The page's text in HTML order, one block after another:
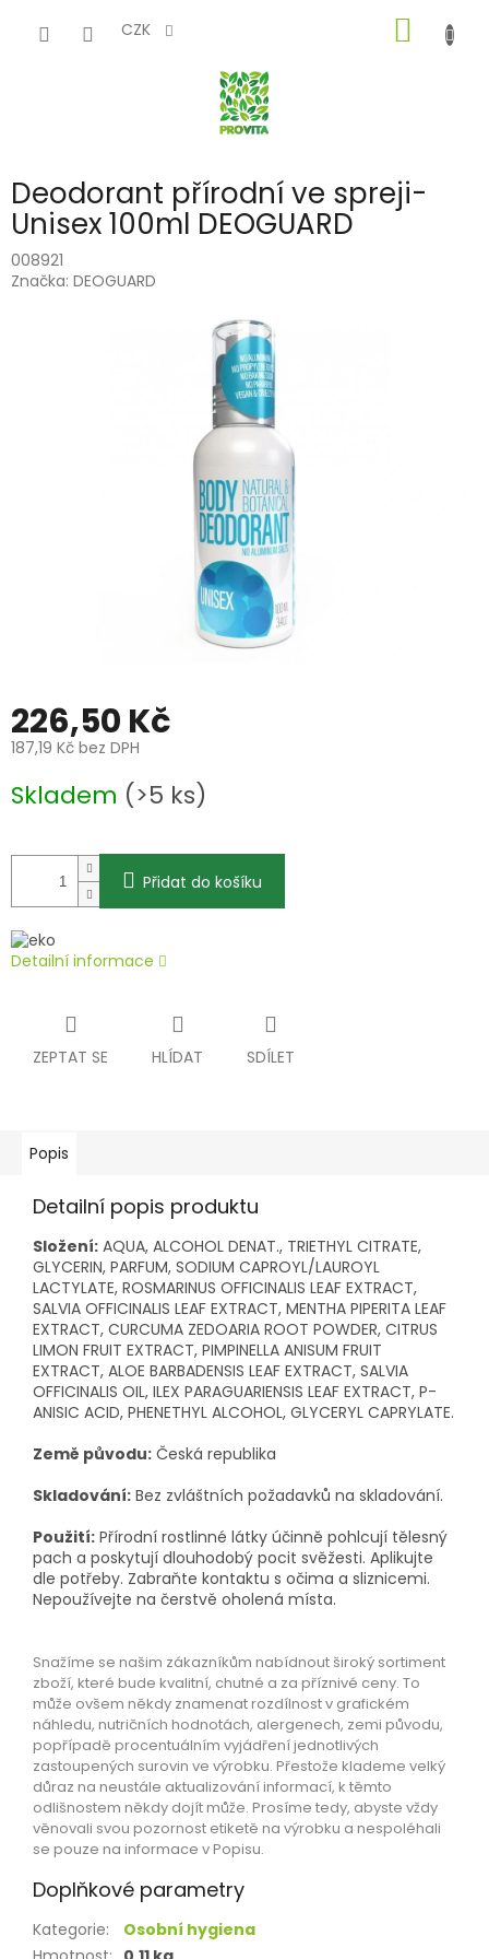
CZK
KOŠÍK
Deodorant přírodní ve spreji-
Unisex 100ml DEOGUARD
008921
Značka: DEOGUARD
226,50 Kč
187,19 Kč bez DPH
cena:
Skladem (>5 ks)
Přidat do košíku
Detailní informace
ZEPTAT SE HLÍDAT SDÍLET
Popis
Detailní popis produktu
Složení: AQUA, ALCOHOL DENAT., TRIETHYL CITRATE,
GLYCERIN, PARFUM, SODIUM CAPROYL/LAUROYL
LACTYLATE, ROSMARINUS OFFICINALIS LEAF EXTRACT,
SALVIA OFFICINALIS LEAF EXTRACT, MENTHA PIPERITA LEAF
EXTRACT, CURCUMA ZEDOARIA ROOT POWDER, CITRUS
LIMON FRUIT EXTRACT, PIMPINELLA ANISUM FRUIT
EXTRACT, ALOE BARBADENSIS LEAF EXTRACT, SALVIA
OFFICINALIS OIL, ILEX PARAGUARIENSIS LEAF EXTRACT, P-
ANISIC ACID, PHENETHYL ALCOHOL, GLYCERYL CAPRYLATE.
Země původu: Česká republika
Skladování: Bez zvláštních požadavků na skladování.
Použití: Přírodní rostlinné látky účinně pohlcují tělesný
pach a poskytují dlouhodobý pocit svěžesti. Aplikujte
dle potřeby. Zabraňte kontaktu s očima a sliznicemi.
Nepoužívejte na čerstvě oholená místa.
Snažíme se našim zákazníkům nabídnout široký sortiment
zboží, které bude kvalitní, chutné a za příznivé ceny. To
může ovšem někdy znamenat rozdílnost v grafickém
náhledu, nutričních hodnotách, alergenech, zemi původu,
popřípadě procentuálním vyjádření jednotlivých
zastoupených surovin ve výrobku. Přestože klademe velký
důraz na neustále aktualizování informací, k těmto
odlišnostem někdy dojít může. Prosíme tedy, abyste vždy
věnovali svou pozornost etiketě na výrobku a nespoléhali
se pouze na informace v Popisu.
Doplňkové parametry
Kategorie:
Osobní hygiena